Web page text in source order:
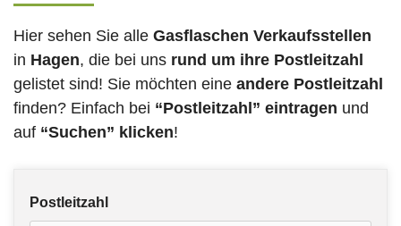
Hier sehen Sie alle Gasflaschen Verkaufsstellen
in Hagen, die bei uns rund um ihre Postleitzahl
gelistet sind! Sie möchten eine andere Postleitzahl
finden? Einfach bei “Postleitzahl” eintragen und
auf “Suchen” klicken!
Postleitzahl